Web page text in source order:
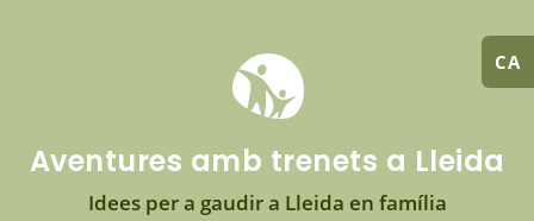
CA
Aventures amb trenets a Lleida
Idees per a gaudir a Lleida en família